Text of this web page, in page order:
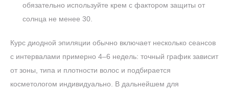
обязательно используйте крем с фактором защиты от
солнца не менее 30.
Курс диодной эпиляции обычно включает несколько сеансов
с интервалами примерно 4–6 недель: точный график зависит
от зоны, типа и плотности волос и подбирается
косметологом индивидуально. В дальнейшем для